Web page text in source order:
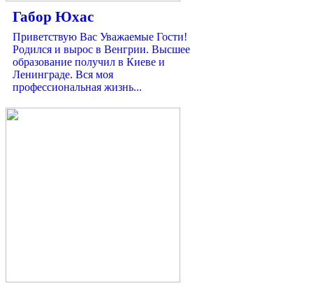
Габор Юхас
Приветствую Вас Уважаемые Гости!
Родился и вырос в Венгрии. Высшее
образование получил в Киеве и
Ленинграде. Вся моя
профессиональная жизнь...